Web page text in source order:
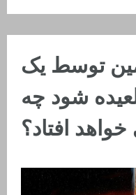
توسط یک
شود چه
خواهد افتاد؟